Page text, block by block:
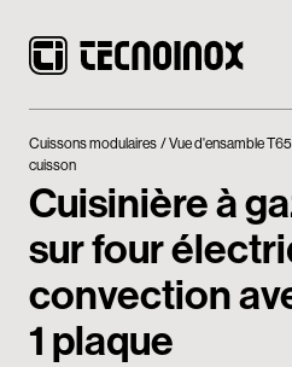
Produits
Monde Tecnoinox
Cuissons modulaires Vue d'ensamble
cuisson
Cuisinière à
sur four
convection
1 plaque